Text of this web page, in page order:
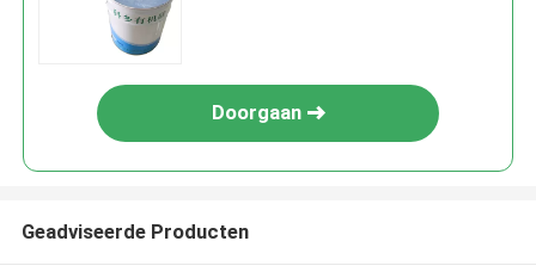
Doorgaan
Geadviseerde Producten